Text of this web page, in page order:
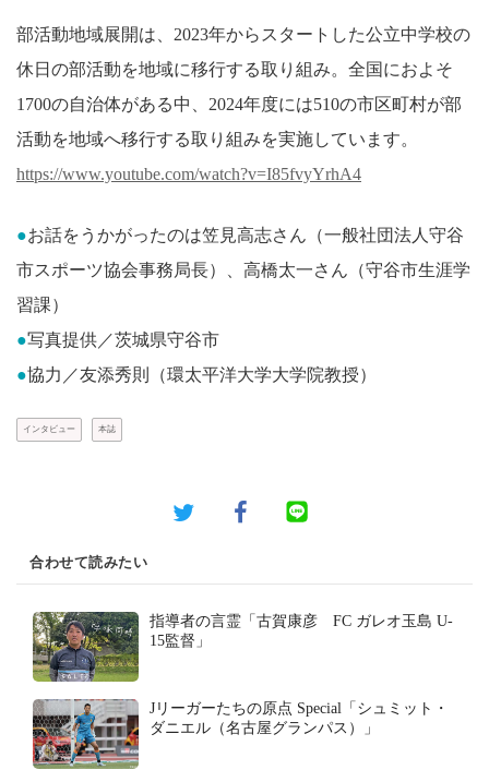
部活動地域展開は、2023年からスタートした公立中学校の
休日の部活動を地域に移行する取り組み。全国におよそ
1700の自治体がある中、2024年度には510の市区町村が部
活動を地域へ移行する取り組みを実施しています。
https://www.youtube.com/watch?v=I85fvyYrhA4
●お話をうかがったのは笠見高志さん（一般社団法人守谷
市スポーツ協会事務局長）、高橋太一さん（守谷市生涯学
習課）
●写真提供／茨城県守谷市
●協力／友添秀則（環太平洋大学大学院教授）
インタビュー 本誌
合わせて読みたい
指導者の言霊「古賀康彦 FC ガレオ玉島 U-
15監督」
Jリーガーたちの原点 Special「シュミット・
ダニエル（名古屋グランパス）」